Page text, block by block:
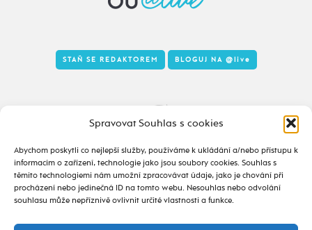
Spravovat Souhlas s cookies
Abychom poskytli co nejlepší služby, používáme k ukládání a/nebo přístupu k
informacím o zařízení, technologie jako jsou soubory cookies. Souhlas s
těmito technologiemi nám umožní zpracovávat údaje, jako je chování při
procházení nebo jedinečná ID na tomto webu. Nesouhlas nebo odvolání
souhlasu může nepříznivě ovlivnit určité vlastnosti a funkce.
Tady to taky žije
STAŇ SE REDAKTOREM BLOGUJ NA @live